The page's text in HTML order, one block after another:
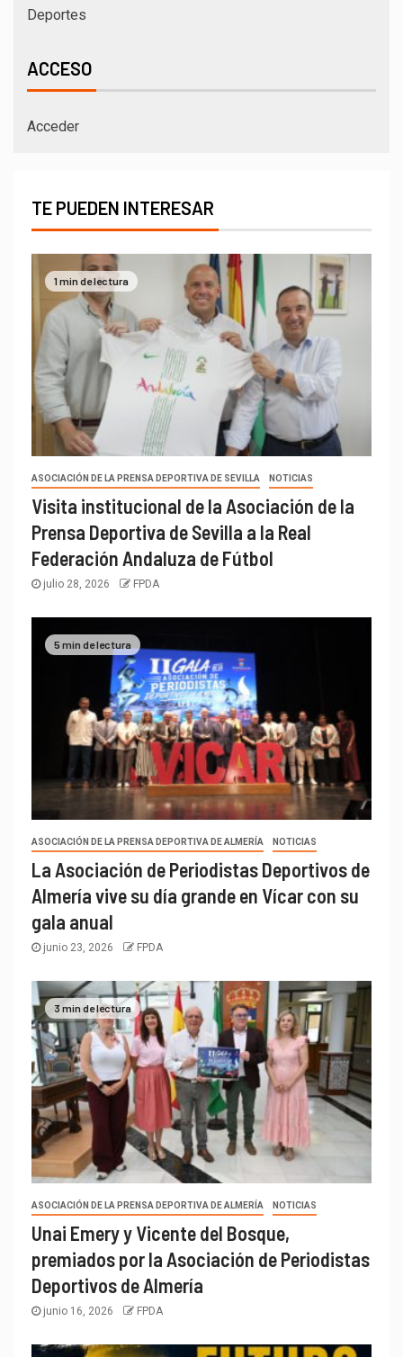
Deportes
ACCESO
Acceder
TE PUEDEN INTERESAR
1 min de lectura
ASOCIACIÓN DE LA PRENSA DEPORTIVA DE SEVILLA NOTICIAS
Visita institucional de la Asociación de la
Prensa Deportiva de Sevilla a la Real
Federación Andaluza de Fútbol
julio 28, 2026 FPDA
5 min de lectura
ASOCIACIÓN DE LA PRENSA DEPORTIVA DE ALMERÍA NOTICIAS
La Asociación de Periodistas Deportivos de
Almería vive su día grande en Vícar con su
gala anual
junio 23, 2026 FPDA
3 min de lectura
ASOCIACIÓN DE LA PRENSA DEPORTIVA DE ALMERÍA NOTICIAS
Unai Emery y Vicente del Bosque,
premiados por la Asociación de Periodistas
Deportivos de Almería
junio 16, 2026 FPDA